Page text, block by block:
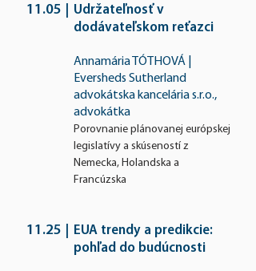
11.05
Udržateľnosť v
dodávateľskom reťazci
Annamária TÓTHOVÁ |
Eversheds Sutherland
advokátska kancelária s.r.o.,
advokátka
Porovnanie plánovanej európskej
legislatívy a skúseností z
Nemecka, Holandska a
Francúzska
11.25
EUA trendy a predikcie:
pohľad do budúcnosti